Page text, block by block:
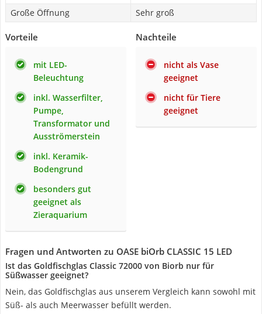
Große Öffnung Sehr groß
Vorteile
mit LED-
Beleuchtung
inkl. Wasserfilter,
Pumpe,
Transformator und
Ausströmerstein
inkl. Keramik-
Bodengrund
besonders gut
geeignet als
Zieraquarium
Nachteile
nicht als Vase
geeignet
nicht für Tiere
geeignet
Fragen und Antworten zu OASE biOrb CLASSIC 15 LED
Ist das Goldfischglas Classic 72000 von Biorb nur für
Süßwasser geeignet?
Nein, das Goldfischglas aus unserem Vergleich kann sowohl mit
Süß- als auch Meerwasser befüllt werden.